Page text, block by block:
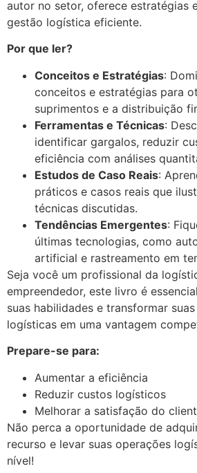
autor no setor, oferece estratégias
gestão logística eficiente.
Por que ler?
Conceitos e Estratégias:
conceitos e estratégias para
suprimentos e a distribuição
Ferramentas e Técnicas:
identificar gargalos, reduzir
eficiência com análises
Estudos de Caso Reais:
práticos e casos reais que
técnicas discutidas.
Tendências Emergentes:
últimas tecnologias, como
artificial e rastreamento em
Seja você um profissional da
empreendedor, este livro é
suas habilidades e transformar
logísticas em uma vantagem
Prepare-se para:
Aumentar a eficiência
Reduzir custos logísticos
Melhorar a satisfação do
Não perca a oportunidade de
recurso e levar suas operações
nível!